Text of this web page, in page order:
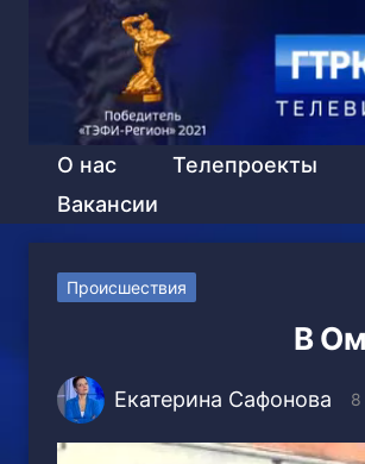
О нас Телепроекты
Вакансии
Происшествия
В
Екатерина Сафонова 8